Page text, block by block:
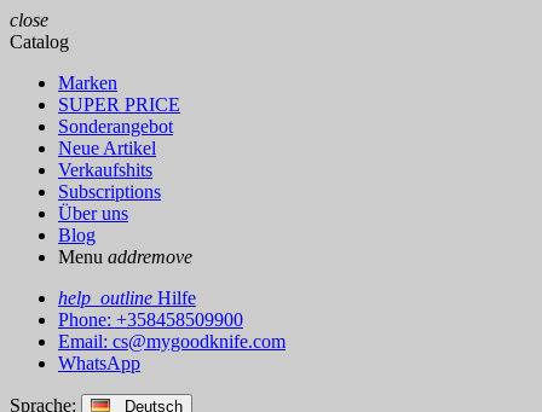
close
Catalog
Marken
SUPER PRICE
Sonderangebot
Neue Artikel
Verkaufshits
Subscriptions
Über uns
Blog
Menu addremove
help_outline Hilfe
Phone: +358458509900
Email: cs@mygoodknife.com
WhatsApp
Sprache: Deutsch